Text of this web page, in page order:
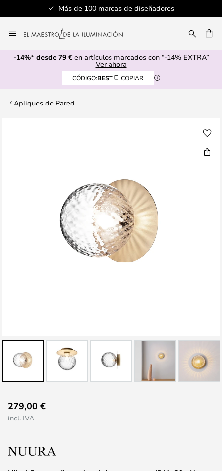
Más de 100 marcas de diseñadores
al
contenido
-14%* desde 79 €en artículos marcados con “-14% EXTRA”
Ver ahora
CÓDIGO:BEST COPIAR
Apliques de Pared
comienzo
la
galería
279,00 €
incl. IVA